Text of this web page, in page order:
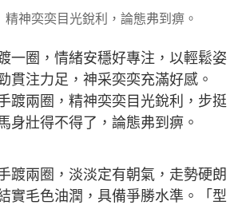
精神奕奕目光銳利，論態弗到痹。
一圈，情緒安穩好專注，以輕鬆姿
貫注力足，神采奕奕充滿好感。
踱兩圈，精神奕奕目光銳利，步挺
身壯得不得了，論態弗到痹。
踱兩圈，淡淡定有朝氣，走勢硬朗
實毛色油潤，具備爭勝水準。「型